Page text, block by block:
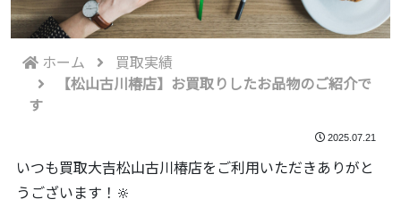
ホーム
買取実績
【松山古川椿店】お買取りしたお品物のご紹介で
す
2025.07.21
いつも買取大吉松山古川椿店をご利用いただきありがと
うございます！🔆